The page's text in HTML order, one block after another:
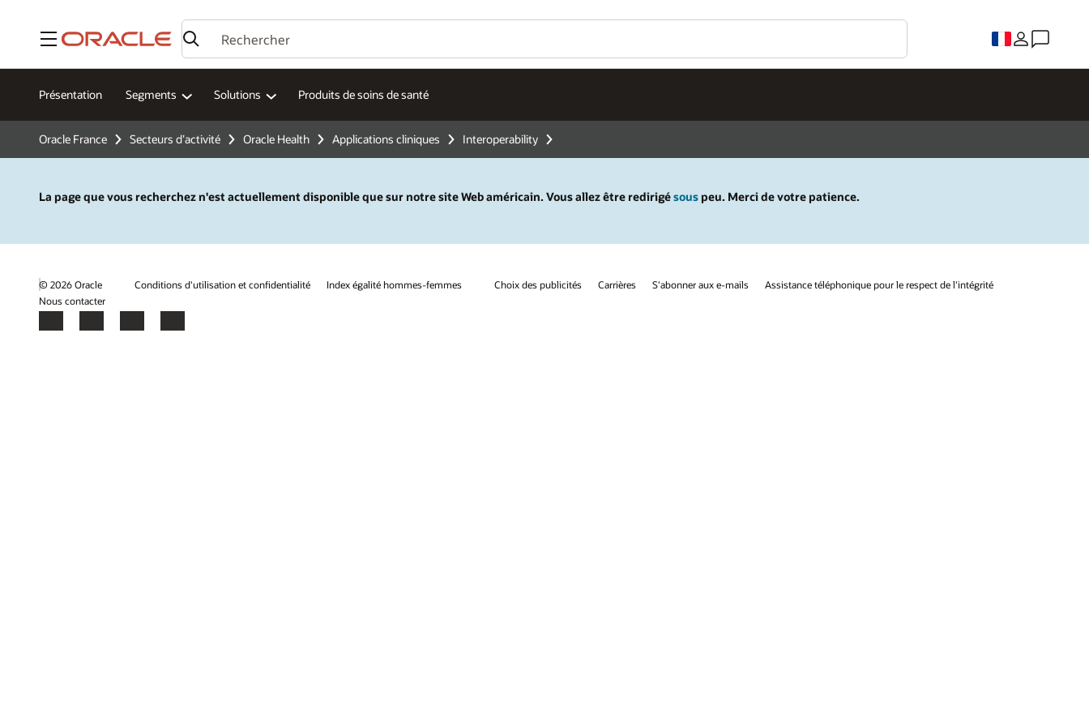
Menu
Présentation Segments Solutions Produits de soins de santé
Oracle France Secteurs d’activité Oracle Health Applications cliniques Interoperability
La page que vous recherchez n'est actuellement disponible que sur notre site Web américain. Vous allez être redirigésous peu. Merci de votre patience.
© 2026 Oracle Conditions d'utilisation et confidentialité Index égalité hommes-femmes Choix des publicités Carrières S'abonner aux e-mails
Assistance téléphonique pour le respect de l'intégrité
Nous contacter
Facebook
X LinkedInYouTube